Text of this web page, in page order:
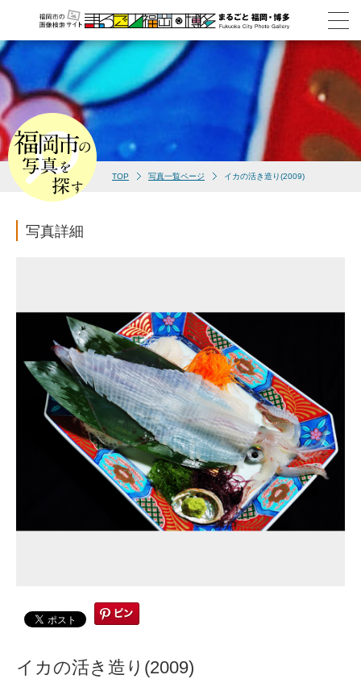
TOP 写真一覧ページ イカの活き造り(2009)
写真詳細
イカの活き造り(2009)